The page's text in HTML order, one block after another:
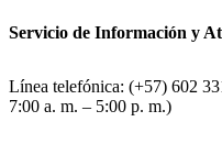
Servicio de Información y
Línea telefónica: (+57) 602
7:00 a. m. – 5:00 p. m.)